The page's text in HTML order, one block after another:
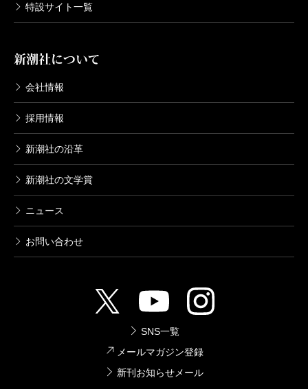
特設サイト一覧
新潮社について
会社情報
採用情報
新潮社の沿革
新潮社の文学賞
ニュース
お問い合わせ
SNS一覧
メールマガジン登録
新刊お知らせメール